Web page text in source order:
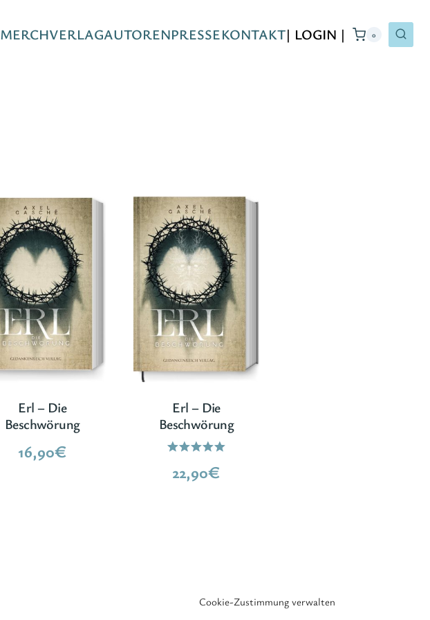
Cookie-Zustimmung verwalten
MERCHVERLAGAUTORENPRESSEKONTAKT| LOGIN | 0
Erl – Die
Beschwörung
16,90€
Erl – Die
Beschwörung
Bewertet
mit
22,90€